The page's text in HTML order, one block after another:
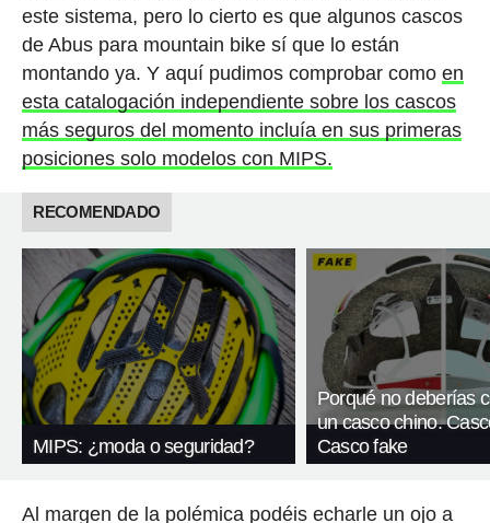
este sistema, pero lo cierto es que algunos cascos
de Abus para mountain bike sí que lo están
montando ya. Y aquí pudimos comprobar como en
esta catalogación independiente sobre los cascos
más seguros del momento incluía en sus primeras
posiciones solo modelos con MIPS.
RECOMENDADO
MIPS: ¿moda o seguridad?
Porqué no deberías
un casco chino.
Casco fake
Al margen de la polémica podéis echarle un ojo a